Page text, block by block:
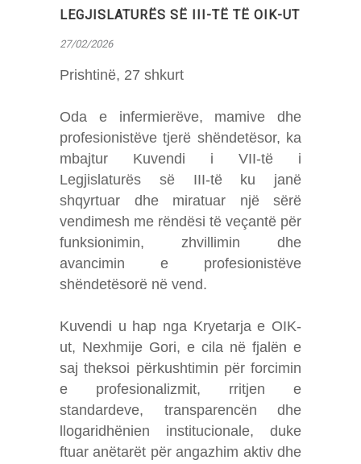
LEGJISLATURËS SË III-TË TË OIK-UT
27/02/2026
Prishtinë, 27 shkurt
Oda e infermierëve, mamive dhe
profesionistëve tjerë shëndetësor, ka
mbajtur Kuvendi i VII-të i
Legjislaturës së III-të ku janë
shqyrtuar dhe miratuar një sërë
vendimesh me rëndësi të veçantë për
funksionimin, zhvillimin dhe
avancimin e profesionistëve
shëndetësorë në vend.
Kuvendi u hap nga Kryetarja e OIK-
ut, Nexhmije Gori, e cila në fjalën e
saj theksoi përkushtimin për forcimin
e profesionalizmit, rritjen e
standardeve, transparencën dhe
llogaridhënien institucionale, duke
ftuar anëtarët për angazhim aktiv dhe